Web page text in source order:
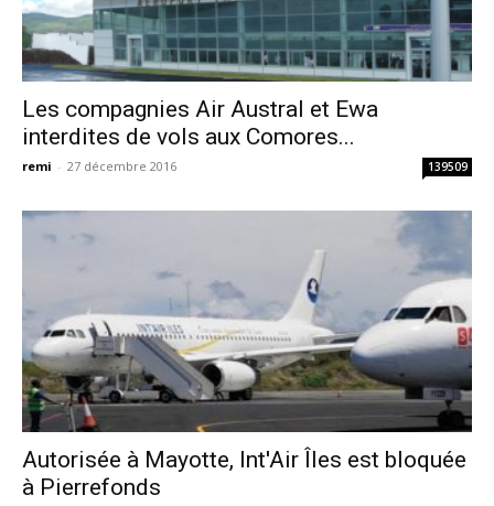
Les compagnies Air Austral et Ewa
interdites de vols aux Comores...
remi - 27 décembre 2016 139509
Autorisée à Mayotte, Int'Air Îles est bloquée
à Pierrefonds